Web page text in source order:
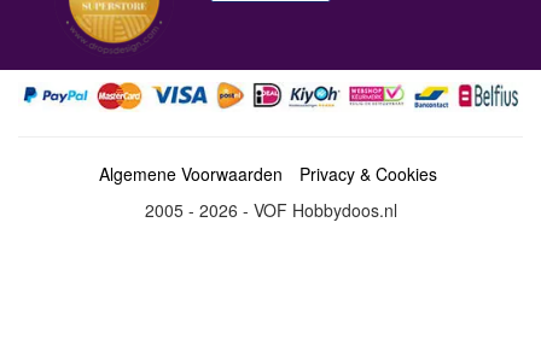
Algemene Voorwaarden
Privacy & Cookies
2005 - 2026 - VOF Hobbydoos.nl